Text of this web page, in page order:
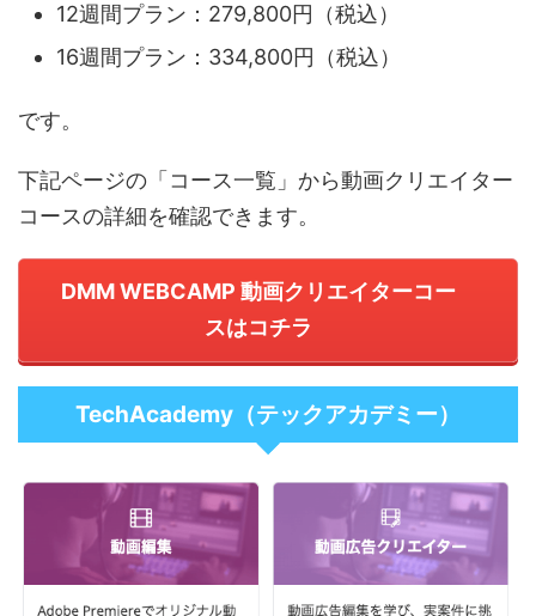
12週間プラン：279,800円（税込）
16週間プラン：334,800円（税込）
です。
下記ページの「コース一覧」から動画クリエイター
コースの詳細を確認できます。
DMM WEBCAMP 動画クリエイターコー
スはコチラ
TechAcademy（テックアカデミー）